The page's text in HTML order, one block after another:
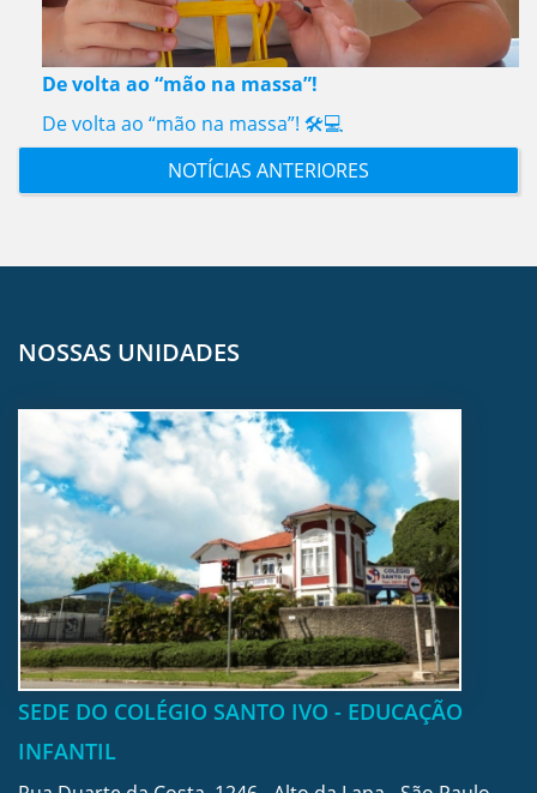
De volta ao “mão na massa”!
De volta ao “mão na massa”! 🛠️💻
NOTÍCIAS ANTERIORES
NOSSAS UNIDADES
SEDE DO COLÉGIO SANTO IVO - EDUCAÇÃO
INFANTIL